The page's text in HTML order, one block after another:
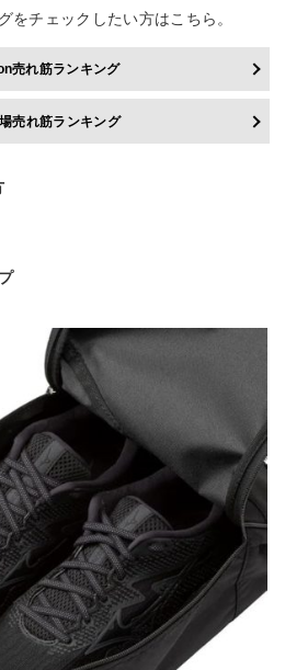
をチェックしたい方はこちら。
売れ筋ランキング
売れ筋ランキング